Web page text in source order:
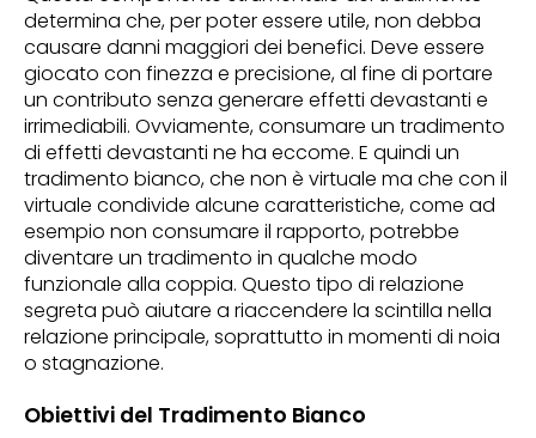
determina che, per poter essere utile, non debba
causare danni maggiori dei benefici. Deve essere
giocato con finezza e precisione, al fine di portare
un contributo senza generare effetti devastanti e
irrimediabili. Ovviamente, consumare un tradimento
di effetti devastanti ne ha eccome. E quindi un
tradimento bianco, che non è virtuale ma che con il
virtuale condivide alcune caratteristiche, come ad
esempio non consumare il rapporto, potrebbe
diventare un tradimento in qualche modo
funzionale alla coppia. Questo tipo di relazione
segreta può aiutare a riaccendere la scintilla nella
relazione principale, soprattutto in momenti di noia
o stagnazione.
Obiettivi del Tradimento Bianco